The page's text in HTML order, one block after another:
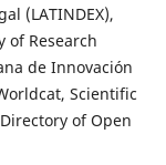
(LATINDEX),
of Research
de Innovación
Scientific
of Open